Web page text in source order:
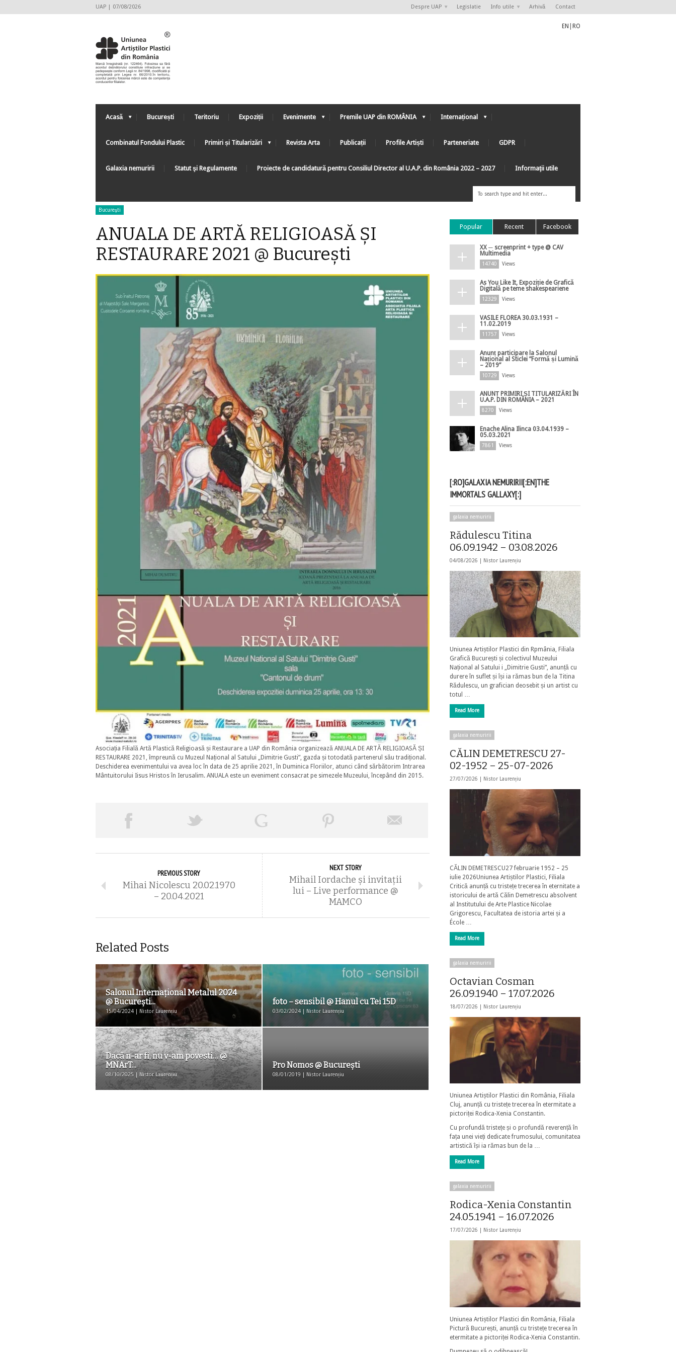
UAP | 07/08/2026 Despre UAP Legislatie Info utile Arhivă Contact
EN RO
Acasă București Teritoriu Expoziții Evenimente Premile UAP din ROMÂNIA Internațional
Combinatul Fondului Plastic Primiri și Titularizări Revista Arta Publicații Profile Artiști Parteneriate GDPR
Galaxia nemuririi Statut şi Regulamente Proiecte de candidatură pentru Consiliul Director al U.A.P. din România 2022 – 2027 Informaţii utile
Bucureşti
ANUALA DE ARTĂ RELIGIOASĂ ȘI
RESTAURARE 2021 @ București
Asociația Filială Artă Plastică Religioasă și Restaurare a UAP din România organizează ANUALA DE ARTĂ RELIGIOASĂ ȘI
RESTAURARE 2021, împreună cu Muzeul Național al Satului „Dimitrie Gusti”, gazda și totodată partenerul său tradițional.
Deschiderea evenimentului va avea loc în data de 25 aprilie 2021, în Duminica Floriilor, atunci când sărbătorim Intrarea
Mântuitorului Iisus Hristos în Ierusalim. ANUALA este un eveniment consacrat pe simezele Muzeului, începând din 2015.
PREVIOUS STORY
Mihai Nicolescu 20.02.1970
– 20.04.2021
NEXT STORY
Mihail Iordache și invitații
lui – Live performance @
MAMCO
Related Posts
Salonul Internațional Metalul 2024
@ Bucureşti...
15/04/2024 | Nistor Laurențiu
foto – sensibil @ Hanul cu Tei 15D
03/02/2024 | Nistor Laurențiu
Dacă n-ar fi, nu v-am povesti… @
MNArT...
08/10/2025 | Nistor Laurențiu
Pro Nomos @ București
08/01/2019 | Nistor Laurențiu
Popular Recent Facebook
XX ─ screenprint + type @ CAV
Multimedia
14740 Views
As You Like It, Expoziție de Grafică
Digitală pe teme shakespeariene
12329 Views
VASILE FLOREA 30.03.1931 –
11.02.2019
11757 Views
Anunț participare la Salonul
Național al Sticlei ”Formă și Lumină
– 2019”
10729 Views
ANUNȚ PRIMIRI ȘI TITULARIZĂRI ÎN
U.A.P. DIN ROMÂNIA – 2021
8270 Views
Enache Alina Ilinca 03.04.1939 –
05.03.2021
7861 Views
[:RO]GALAXIA NEMURIRII[:EN]THE
IMMORTALS GALLAXY[:]
galaxia nemuririi
Rădulescu Titina
06.09.1942 – 03.08.2026
04/08/2026 | Nistor Laurențiu
Uniunea Artiștilor Plastici din Rpmânia, Filiala
Grafică București și colectivul Muzeului
Național al Satului i „Dimitrie Gusti”, anunță cu
durere în suflet și își ia rămas bun de la Titina
Rădulescu, un grafician deosebit și un artist cu
totul …
Read More
galaxia nemuririi
CĂLIN DEMETRESCU 27-
02-1952 – 25-07-2026
27/07/2026 | Nistor Laurențiu
CĂLIN DEMETRESCU27 februarie 1952 – 25
iulie 2026Uniunea Artiștilor Plastici, Filiala
Critică anunță cu tristețe trecerea în eternitate a
istoricului de artă Călin Demetrescu absolvent
al Institutului de Arte Plastice Nicolae
Grigorescu, Facultatea de istoria artei și a
École …
Read More
galaxia nemuririi
Octavian Cosman
26.09.1940 – 17.07.2026
18/07/2026 | Nistor Laurențiu
Uniunea Artiștilor Plastici din România, Filiala
Cluj, anunță cu tristețe trecerea în etermitate a
pictoriței Rodica-Xenia Constantin.
Cu profundă tristețe și o profundă reverență în
fața unei vieți dedicate frumosului, comunitatea
artistică își ia rămas bun de la …
Read More
galaxia nemuririi
Rodica-Xenia Constantin
24.05.1941 – 16.07.2026
17/07/2026 | Nistor Laurențiu
Uniunea Artiștilor Plastici din România, Filiala
Pictură București, anunță cu tristețe trecerea în
etermitate a pictoriței Rodica-Xenia Constantin.